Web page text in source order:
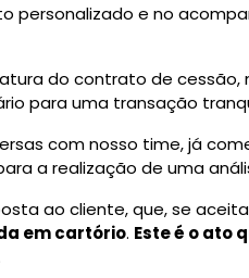
personalizado e no
do contrato de
para uma transação
com nosso time, já
a realização de uma
ao cliente, que, se
em cartório. Este é o ato